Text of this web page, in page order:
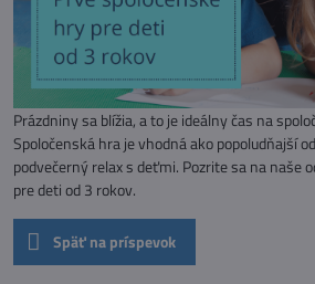
Prázdniny sa blížia, a to je ideálny čas na
Spoločenská hra je vhodná ako popoludňajší
podvečerný relax s deťmi. Pozrite sa na naše
pre deti od 3 rokov.
Späť na príspevok